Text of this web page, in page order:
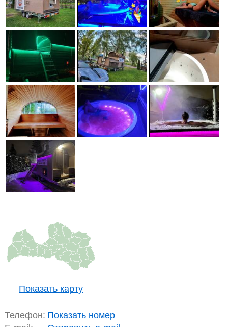
Показать карту
Телефон: Показать номер